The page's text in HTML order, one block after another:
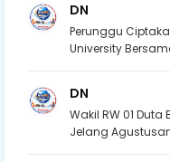
DN
Perunggu
University
DN
Wakil RW 01
Jelang